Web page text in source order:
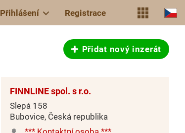
Přihlášení Registrace
Přidat nový inzerát
FINNLINE spol. s r.o.
Slepá 158
Bubovice, Česká republika